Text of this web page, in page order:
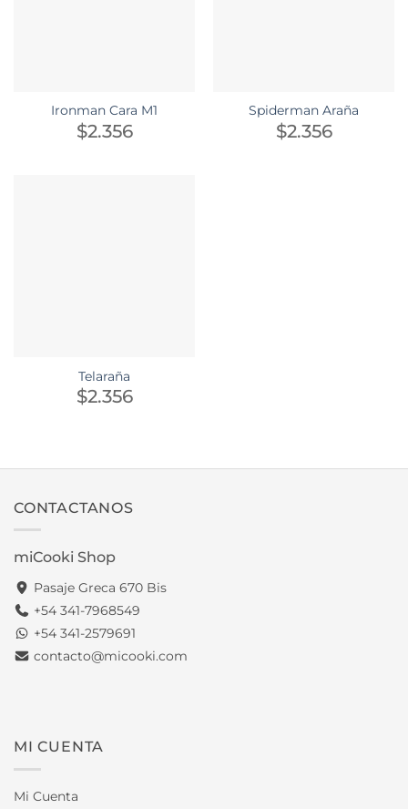
Ironman Cara M1
$2.356
Spiderman Araña
$2.356
Telaraña
$2.356
CONTACTANOS
miCooki Shop
Pasaje Greca 670 Bis
+54 341-7968549
+54 341-2579691
contacto@micooki.com
MI CUENTA
Mi Cuenta